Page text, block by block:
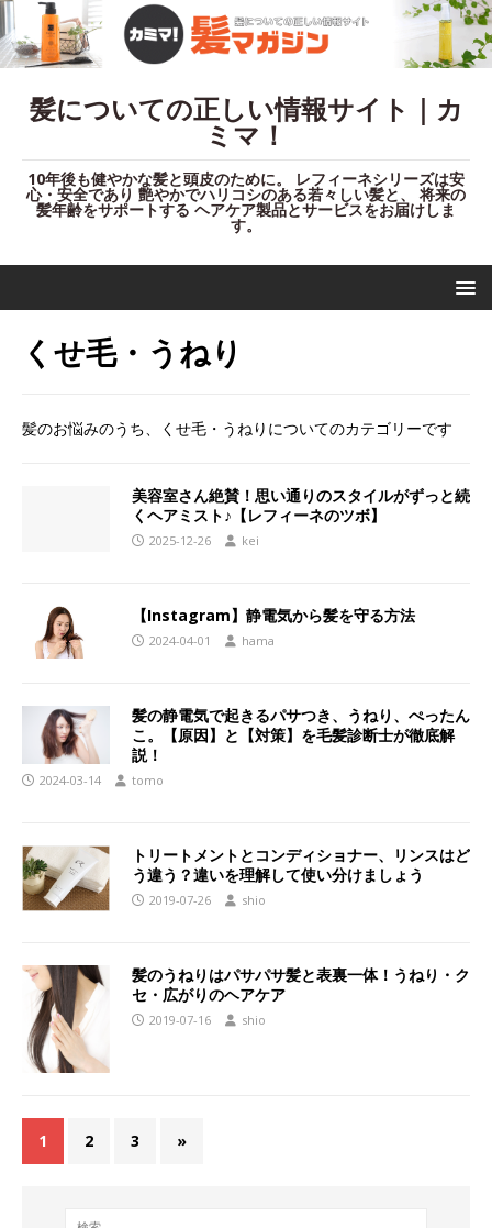
髪についての正しい情報サイト｜カ
ミマ！
10年後も健やかな髪と頭皮のために。 レフィーネシリーズは安
心・安全であり 艶やかでハリコシのある若々しい髪と、 将来の
髪年齢をサポートする ヘアケア製品とサービスをお届けしま
す。
くせ毛・うねり
髪のお悩みのうち、くせ毛・うねりについてのカテゴリーです
美容室さん絶賛！思い通りのスタイルがずっと続
くヘアミスト♪【レフィーネのツボ】
2025-12-26 kei
【Instagram】静電気から髪を守る方法
2024-04-01 hama
髪の静電気で起きるパサつき、うねり、ぺったん
こ。【原因】と【対策】を毛髪診断士が徹底解
説！
2024-03-14 tomo
トリートメントとコンディショナー、リンスはど
う違う？違いを理解して使い分けましょう
2019-07-26 shio
髪のうねりはパサパサ髪と表裏一体！うねり・ク
セ・広がりのヘアケア
2019-07-16 shio
1 2 3 »